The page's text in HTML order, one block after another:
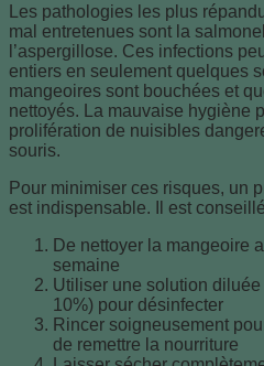
Les pathologies les plus
mal entretenues sont la
l’aspergillose. Ces infections
entiers en seulement quelques
mangeoires sont bouchées et
nettoyés. La mauvaise hygiène
prolifération de nuisibles
souris.
Pour minimiser ces risques, un
est indispensable. Il est
De nettoyer la mangeoire
semaine
Utiliser une solution diluée
10%) pour désinfecter
Rincer soigneusement
de remettre la nourriture